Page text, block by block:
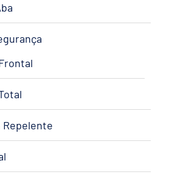
Repelente